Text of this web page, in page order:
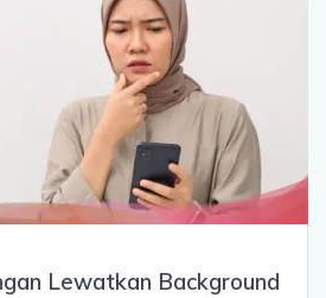
Lewatkan Background